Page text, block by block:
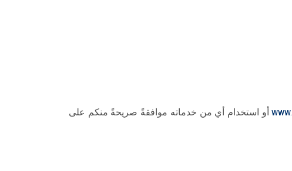
أو استخدام أي من خدماته موافقةً صريحةً منكم على